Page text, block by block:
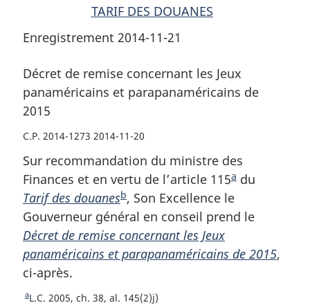
de
parapanaméricains
2015
parapanaméricains
TARIF DES DOUANES
Enregistrement 2014-11-21
Décret de remise concernant les Jeux
panaméricains et parapanaméricains de
2015
C.P. 2014-1273 2014-11-20
Sur recommandation du ministre des
Finances et en vertu de l’article 115N
o
t
d
a du
Tarif des douanesN
o
t
e
e
b, Son Excellence le
Gouverneur général en conseil prend le
Décret de remise concernant les Jeux
panaméricains et parapanaméricains de 2015,
ci-après.
R
aL.C. 2005, ch. 38, al. 145(2)j)